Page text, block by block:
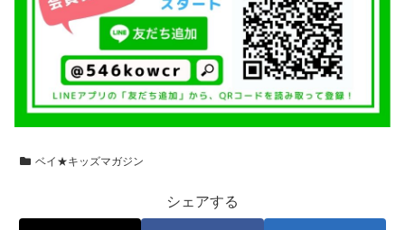
ベイ★キッズマガジン
シェアする